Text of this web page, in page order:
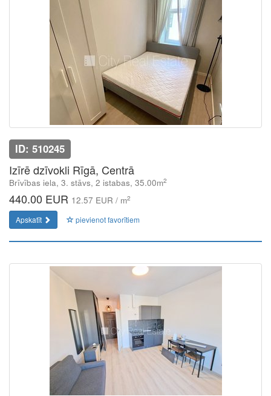
ID: 510245
Izīrē dzīvokli Rīgā, Centrā
Brīvības iela, 3. stāvs, 2 istabas, 35.00m2
440.00 EUR 12.57 EUR / m2
Apskatīt pievienot favorītiem